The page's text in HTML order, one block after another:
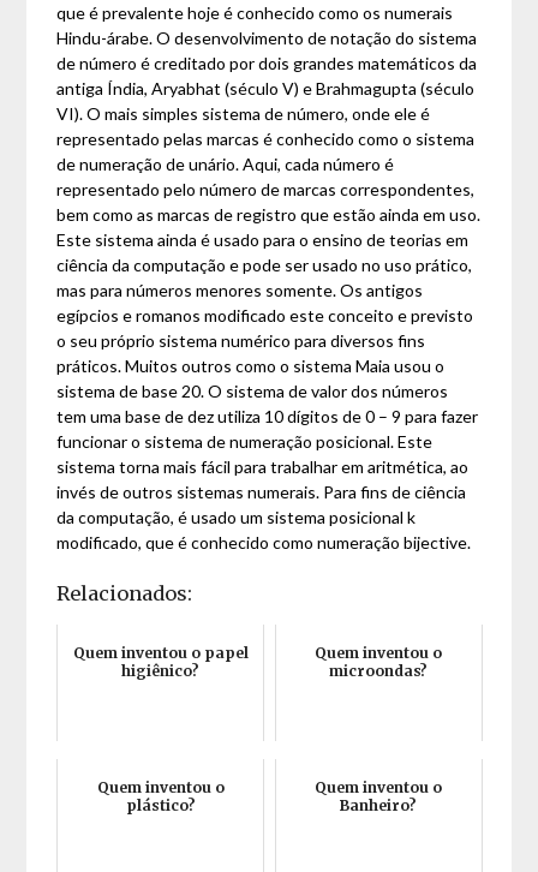
que é prevalente hoje é conhecido como os numerais
Hindu-árabe. O desenvolvimento de notação do sistema
de número é creditado por dois grandes matemáticos da
antiga Índia, Aryabhat (século V) e Brahmagupta (século
VI). O mais simples sistema de número, onde ele é
representado pelas marcas é conhecido como o sistema
de numeração de unário. Aqui, cada número é
representado pelo número de marcas correspondentes,
bem como as marcas de registro que estão ainda em uso.
Este sistema ainda é usado para o ensino de teorias em
ciência da computação e pode ser usado no uso prático,
mas para números menores somente. Os antigos
egípcios e romanos modificado este conceito e previsto
o seu próprio sistema numérico para diversos fins
práticos. Muitos outros como o sistema Maia usou o
sistema de base 20. O sistema de valor dos números
tem uma base de dez utiliza 10 dígitos de 0 – 9 para fazer
funcionar o sistema de numeração posicional. Este
sistema torna mais fácil para trabalhar em aritmética, ao
invés de outros sistemas numerais. Para fins de ciência
da computação, é usado um sistema posicional k
modificado, que é conhecido como numeração bijective.
Relacionados:
Quem inventou o papel
higiênico?
Quem inventou o
microondas?
Quem inventou o
plástico?
Quem inventou o
Banheiro?